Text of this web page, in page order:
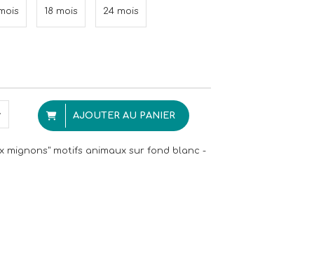
18 mois 24 mois
AJOUTER AU PANIER
mignons" motifs animaux sur fond blanc -